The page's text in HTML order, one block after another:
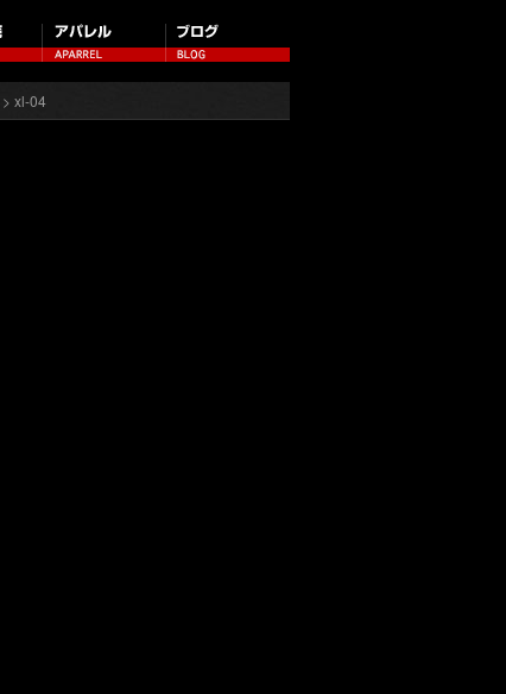
> xl-04